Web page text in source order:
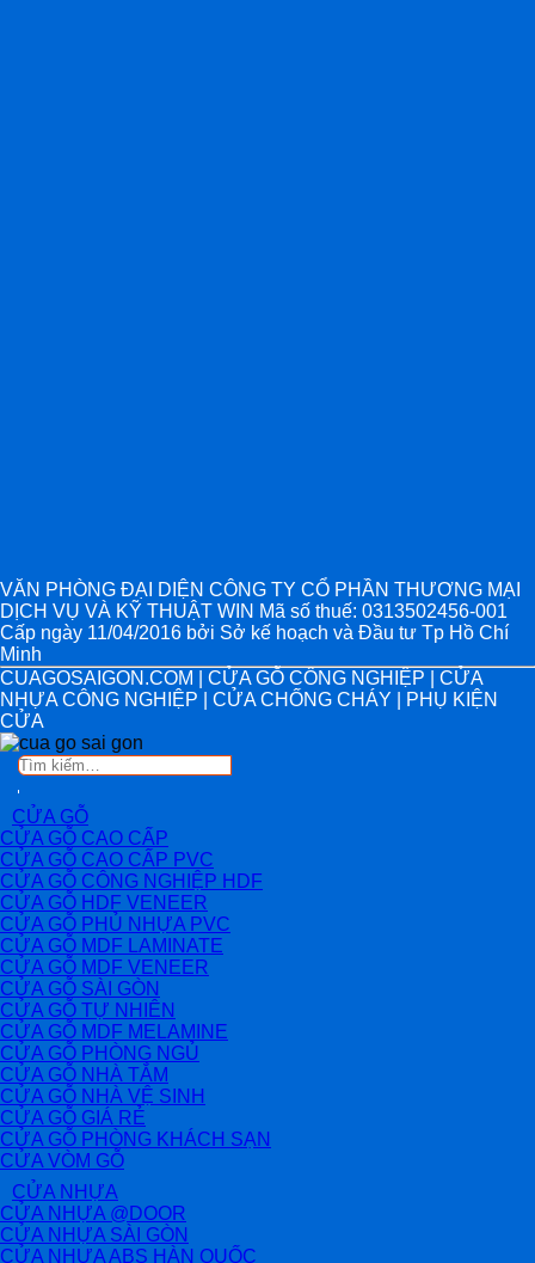
VĂN PHÒNG ĐẠI DIỆN CÔNG TY CỔ PHẦN THƯƠNG MẠI
DỊCH VỤ VÀ KỸ THUẬT WIN Mã số thuế: 0313502456-001
Cấp ngày 11/04/2016 bởi Sở kế hoạch và Đầu tư Tp Hồ Chí
Minh
CUAGOSAIGON.COM | CỬA GỖ CÔNG NGHIỆP | CỬA
NHỰA CÔNG NGHIỆP | CỬA CHỐNG CHÁY | PHỤ KIỆN
CỬA
Tìm
CỬA GỖ
CỬA GỖ CAO CẤP
CỬA GỖ CAO CẤP PVC
CỬA GỖ CÔNG NGHIỆP HDF
CỬA GỖ HDF VENEER
CỬA GỖ PHỦ NHỰA PVC
CỬA GỖ MDF LAMINATE
CỬA GỖ MDF VENEER
CỬA GỖ SÀI GÒN
CỬA GỖ TỰ NHIÊN
CỬA GỖ MDF MELAMINE
CỬA GỖ PHÒNG NGỦ
CỬA GỖ NHÀ TẮM
CỬA GỖ NHÀ VỆ SINH
CỬA GỖ GIÁ RẺ
CỬA GỖ PHÒNG KHÁCH SẠN
CỬA VÒM GỖ
CỬA NHỰA
CỬA NHỰA @DOOR
CỬA NHỰA SÀI GÒN
CỬA NHỰA ABS HÀN QUỐC